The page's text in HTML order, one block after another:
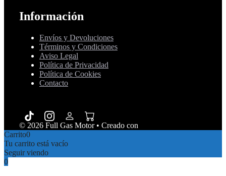
Información
Envíos y Devoluciones
Términos y Condiciones
Aviso Legal
Política de Privacidad
Política de Cookies
Contacto
© 2026 Full Gas Motor• Creado con
Carrito0
Tu carrito está vacío
Seguir viendo
0